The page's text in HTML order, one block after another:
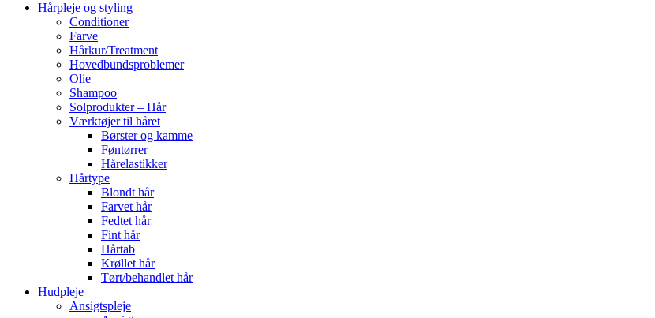
Hårpleje og styling
Conditioner
Farve
Hårkur/Treatment
Hovedbundsproblemer
Olie
Shampoo
Solprodukter – Hår
Værktøjer til håret
Børster og kamme
Føntørrer
Hårelastikker
Hårtype
Blondt hår
Farvet hår
Fedtet hår
Fint hår
Hårtab
Krøllet hår
Tørt/behandlet hår
Hudpleje
Ansigtspleje